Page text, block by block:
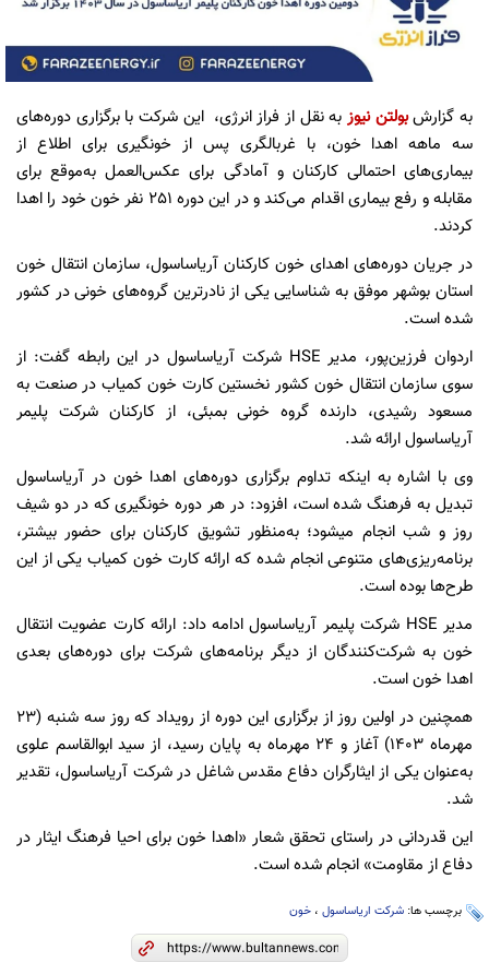
به گزارشبولتن نیوزبه نقل از فراز انرژی، این شرکت با برگزاری دوره‌های
سه ماهه اهدا خون، با غربالگری پس از خونگیری برای اطلاع از
بیماری‌های احتمالی کارکنان و آمادگی برای عکس‌العمل به‌موقع برای
مقابله و رفع بیماری اقدام می‌کند و در این دوره 251 نفر خون خود را اهدا
کردند.
در جریان دوره‌های اهدای خون کارکنان آریاساسول، سازمان انتقال خون
استان بوشهر موفق به شناسایی یکی از نادرترین گروه‎‌های خونی در کشور
شده است.
اردوان فرزین‌پور، مدیر HSE شرکت آریاساسول در این رابطه گفت: از
سوی سازمان انتقال خون کشور نخستین کارت خون کمیاب در صنعت به
مسعود رشیدی، دارنده گروه خونی بمبئی، از کارکنان شرکت پلیمر
آریاساسول ارائه شد.
وی با اشاره به اینکه تداوم برگزاری دوره‌‌های اهدا خون در آریاساسول
تبدیل به فرهنگ شده است، افزود: در هر دوره خونگیری که در دو شیف
روز و شب انجام می‎شود؛ به‌منظور تشویق کارکنان برای حضور بیشتر،
برنامه‌ریزی‌های متنوعی انجام شده که ارائه کارت خون کمیاب یکی از این
طرح‌ها بوده است.
مدیر HSE شرکت پلیمر آریاساسول ادامه داد: ارائه کارت عضویت انتقال
خون به شرکت‌کنندگان از دیگر برنامه‌های شرکت برای دوره‌های بعدی
اهدا خون است.
همچنین در اولین روز از برگزاری این دوره از رویداد که روز سه شنبه (23
مهرماه 1403) آغاز و 24 مهرماه به پایان رسید، از سید ابوالقاسم علوی
به‌عنوان یکی از ایثارگران دفاع مقدس شاغل در شرکت آریاساسول، تقدیر
شد.
این قدردانی در راستای تحقق شعار «اهدا خون برای احیا فرهنگ ایثار در
دفاع از مقاومت» انجام شده است.
برچسب ها: شرکت اریاساسول ، خون